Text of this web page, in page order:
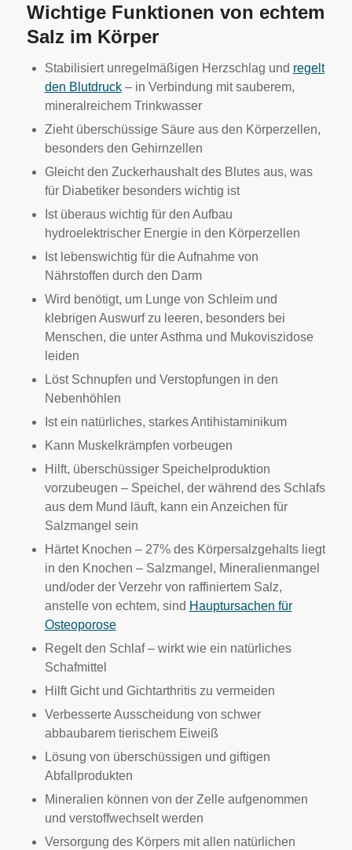
Wichtige Funktionen von echtem
Salz im Körper
Stabilisiert unregelmäßigen Herzschlag und regelt
den Blutdruck– in Verbindung mit sauberem,
mineralreichem Trinkwasser
Zieht überschüssige Säure aus den Körperzellen,
besonders den Gehirnzellen
Gleicht den Zuckerhaushalt des Blutes aus, was
für Diabetiker besonders wichtig ist
Ist überaus wichtig für den Aufbau
hydroelektrischer Energie in den Körperzellen
Ist lebenswichtig für die Aufnahme von
Nährstoffen durch den Darm
Wird benötigt, um Lunge von Schleim und
klebrigen Auswurf zu leeren, besonders bei
Menschen, die unter Asthma und Mukoviszidose
leiden
Löst Schnupfen und Verstopfungen in den
Nebenhöhlen
Ist ein natürliches, starkes Antihistaminikum
Kann Muskelkrämpfen vorbeugen
Hilft, überschüssiger Speichelproduktion
vorzubeugen – Speichel, der während des Schlafs
aus dem Mund läuft, kann ein Anzeichen für
Salzmangel sein
Härtet Knochen – 27% des Körpersalzgehalts liegt
in den Knochen – Salzmangel, Mineralienmangel
und/oder der Verzehr von raffiniertem Salz,
anstelle von echtem, sind Hauptursachen für
Osteoporose
Regelt den Schlaf – wirkt wie ein natürliches
Schafmittel
Hilft Gicht und Gichtarthritis zu vermeiden
Verbesserte Ausscheidung von schwer
abbaubarem tierischem Eiweiß
Lösung von überschüssigen und giftigen
Abfallprodukten
Mineralien können von der Zelle aufgenommen
und verstoffwechselt werden
Versorgung des Körpers mit allen natürlichen